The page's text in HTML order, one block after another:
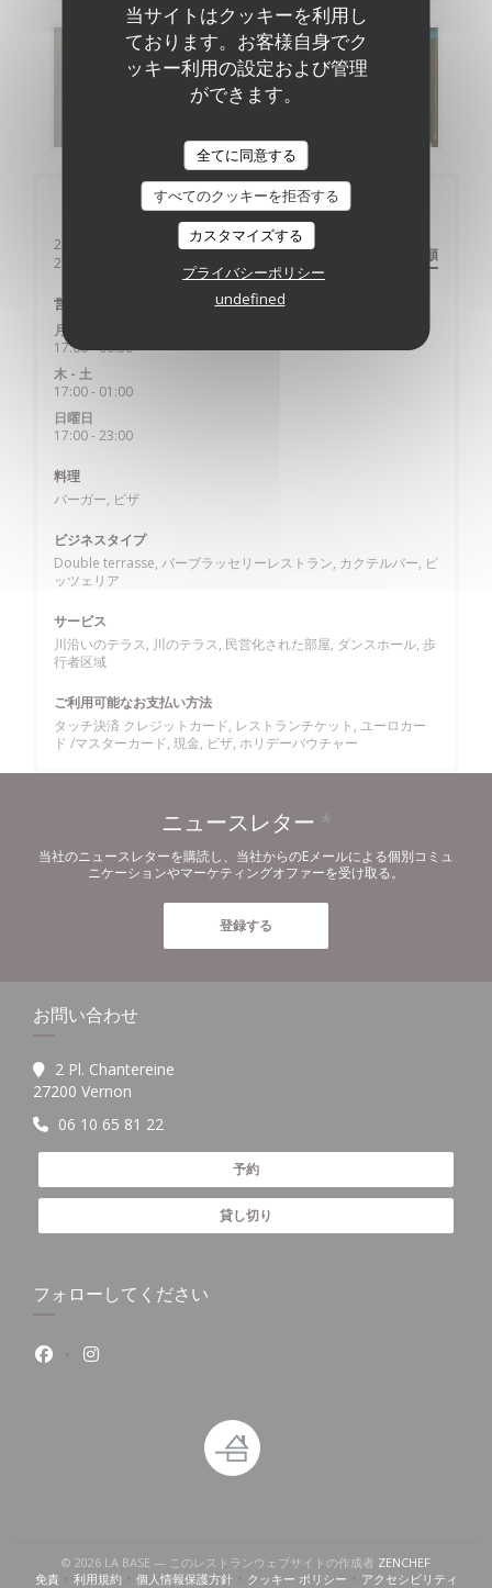
当サイトはクッキーを利用し
ております。お客様自身でク
ッキー利用の設定および管理
ができます。
全てに同意する
すべてのクッキーを拒否する
カスタマイズする
プライバシーポリシー
undefined
メニュー
メニューを発見する
店舗情報
2 Pl. Chantereine
27200 Vernon
((新しいウィンドウで開きます)) 道順
営業時間
月
17:00 - 00:30
木 - 土
17:00 - 01:00
日曜日
17:00 - 23:00
料理
バーガー, ピザ
ビジネスタイプ
Double terrasse, バーブラッセリーレストラン, カクテルバー, ピ
ッツェリア
サービス
川沿いのテラス, 川のテラス, 民営化された部屋, ダンスホール, 歩
行者区域
ご利用可能なお支払い方法
タッチ決済 クレジットカード, レストランチケット, ユーロカー
ド /マスターカード, 現金, ビザ, ホリデーバウチャー
ニュースレター
当社のニュースレターを購読し、当社からのEメールによる個別コミュ
ニケーションやマーケティングオファーを受け取る。
登録する
お問い合わせ
2 Pl. Chantereine
27200 Vernon
06 10 65 81 22
予約
貸し切り
フォローしてください
Facebook ((新しいウィンドウで開きます))
Instagram ((新しいウィンドウで開きます))
© 2026 LA BASE — このレストランウェブサイトの作成者 ZENCHEF((新しいウ
免責
利用規約 個人情報保護方針 クッキー ポリシー アクセシビリティ